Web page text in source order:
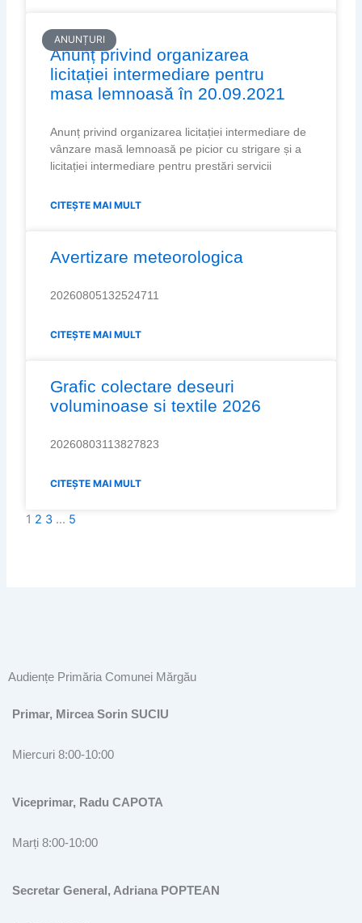
ANUNȚURI
Anunț privind organizarea
licitației intermediare pentru
masa lemnoasă în 20.09.2021
Anunț privind organizarea licitației intermediare de
vânzare masă lemnoasă pe picior cu strigare și a
licitației intermediare pentru prestări servicii
CITEȘTE MAI MULT
Avertizare meteorologica
20260805132524711
CITEȘTE MAI MULT
Grafic colectare deseuri
voluminoase si textile 2026
20260803113827823
CITEȘTE MAI MULT
1 2 3 … 5
Audiențe Primăria Comunei Mărgău
Primar, Mircea Sorin SUCIU
Miercuri 8:00-10:00
Viceprimar, Radu CAPOTA
Marți 8:00-10:00
Secretar General, Adriana POPTEAN